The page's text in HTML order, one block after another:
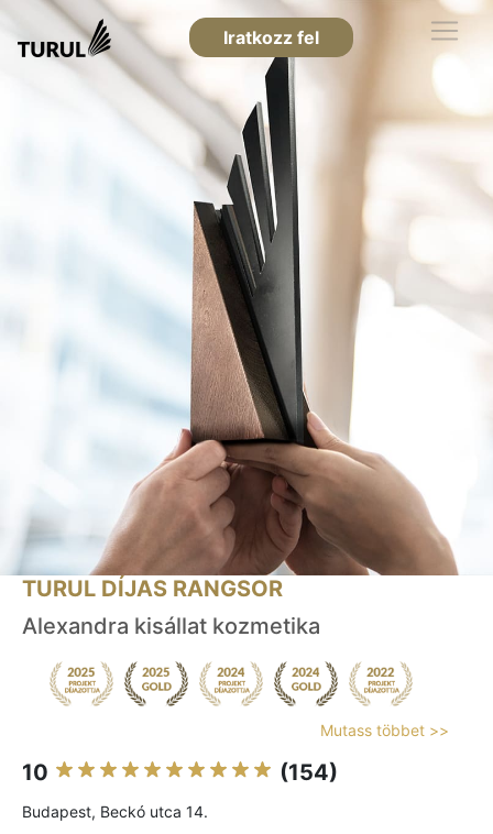
Iratkozz fel
TURUL DÍJAS RANGSOR
Alexandra kisállat kozmetika
Mutass többet >>
10 (154)
Budapest, Beckó utca 14.